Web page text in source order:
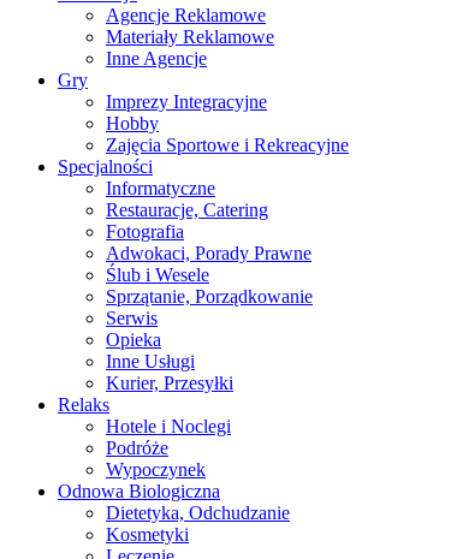
Agencje Reklamowe
Materiały Reklamowe
Inne Agencje
Gry
Imprezy Integracyjne
Hobby
Zajęcia Sportowe i Rekreacyjne
Specjalności
Informatyczne
Restauracje, Catering
Fotografia
Adwokaci, Porady Prawne
Ślub i Wesele
Sprzątanie, Porządkowanie
Serwis
Opieka
Inne Usługi
Kurier, Przesyłki
Relaks
Hotele i Noclegi
Podróże
Wypoczynek
Odnowa Biologiczna
Dietetyka, Odchudzanie
Kosmetyki